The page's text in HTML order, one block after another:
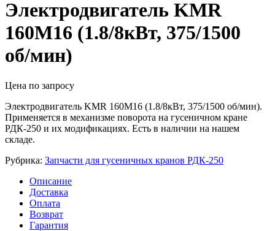
Электродвигатель KMR
160M16 (1.8/8кВт, 375/1500
об/мин)
Цена по запросу
Электродвигатель KMR 160M16 (1.8/8кВт, 375/1500 об/мин).
Применяется в механизме поворота на гусеничном кране
РДК-250 и их модификациях. Есть в наличии на нашем
складе.
Рубрика: Запчасти для гусеничных кранов РДК-250
Описание
Доставка
Оплата
Возврат
Гарантия